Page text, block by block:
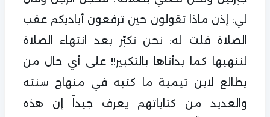
لي: إذن ماذا تقولون حين ترفعون أياديكم عقب
الصلاة قلت له: نحن نكبّر بعد انتهاء الصلاة
لننهيها كما بدأناها بالتكبير!! على أي حال من
يطالع لابن تيمية ما كتبه في منهاج سنته
والعديد من كتاباتهم يعرف جيداً إن هذه